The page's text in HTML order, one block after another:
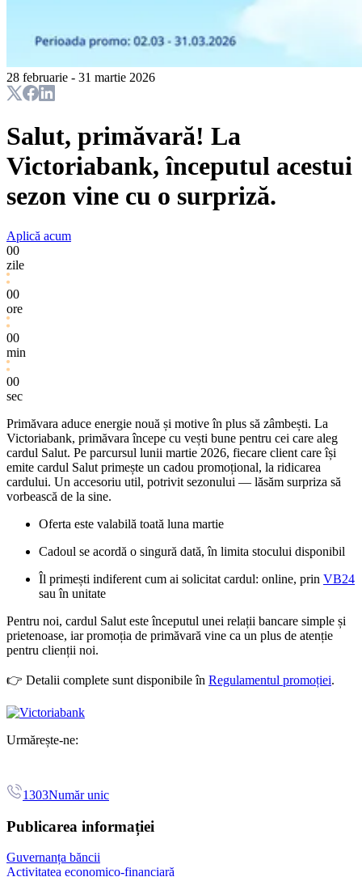
28 februarie - 31 martie 2026
Salut, primăvară! La
Victoriabank, începutul acestui
sezon vine cu o surpriză.
Aplică acum
00
zile
00
ore
00
min
00
sec
Primăvara aduce energie nouă și motive în plus să zâmbești. La
Victoriabank, primăvara începe cu vești bune pentru cei care aleg
cardul Salut. Pe parcursul lunii martie 2026, fiecare client care își
emite cardul Salut primește un cadou promoțional, la ridicarea
cardului. Un accesoriu util, potrivit sezonului — lăsăm surpriza să
vorbească de la sine.
Oferta este valabilă toată luna martie
Cadoul se acordă o singură dată, în limita stocului disponibil
Îl primești indiferent cum ai solicitat cardul: online, prin VB24
sau în unitate
Pentru noi, cardul Salut este începutul unei relații bancare simple și
prietenoase, iar promoția de primăvară vine ca un plus de atenție
pentru clienții noi.
👉 Detalii complete sunt disponibile în Regulamentul promoției.
Urmărește-ne:
1303Număr unic
Publicarea informației
Guvernanța băncii
Activitatea economico-financiară